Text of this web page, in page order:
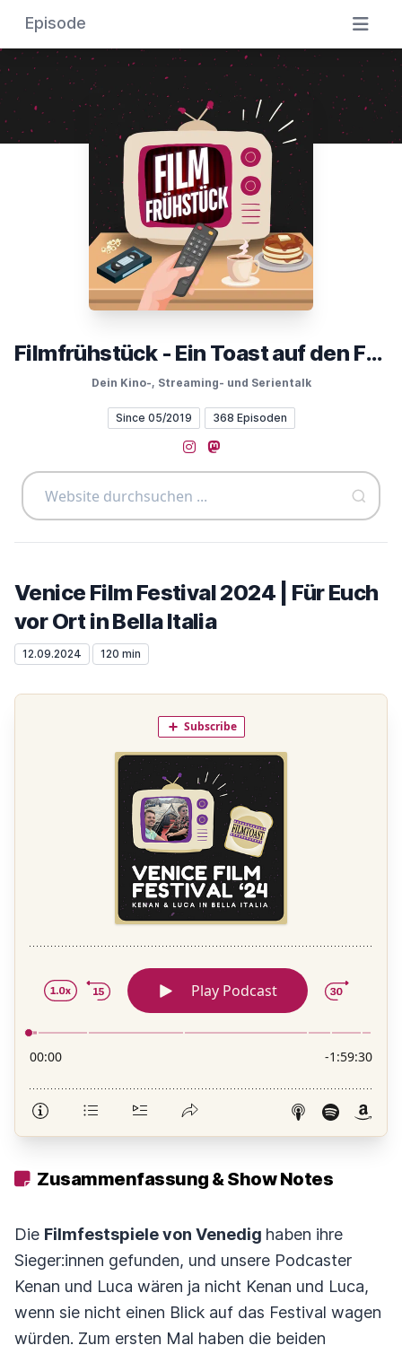
Episode
Filmfrühstück - Ein Toast auf den Film
Dein Kino-, Streaming- und Serientalk
Since 05/2019 368 Episoden
Instagram
Mastodon
Venice Film Festival 2024 | Für Euch
vor Ort in Bella Italia
12.09.2024 120 min
Zusammenfassung & Show Notes
Die Filmfestspiele von Venedig haben ihre
Sieger:innen gefunden, und unsere Podcaster
Kenan und Luca wären ja nicht Kenan und Luca,
wenn sie nicht einen Blick auf das Festival wagen
würden. Zum ersten Mal haben die beiden